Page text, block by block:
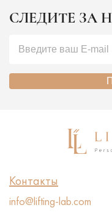
СЛЕДИТЕ ЗА
Контакты
info@lifting-lab.com